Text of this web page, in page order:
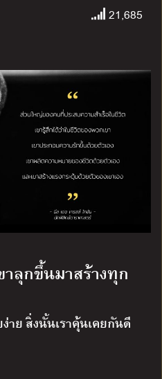
21,685
าลุกขึ้นมาสร้างทุก
าย สิ่งนั้นเราคุ้นเคยกันดี